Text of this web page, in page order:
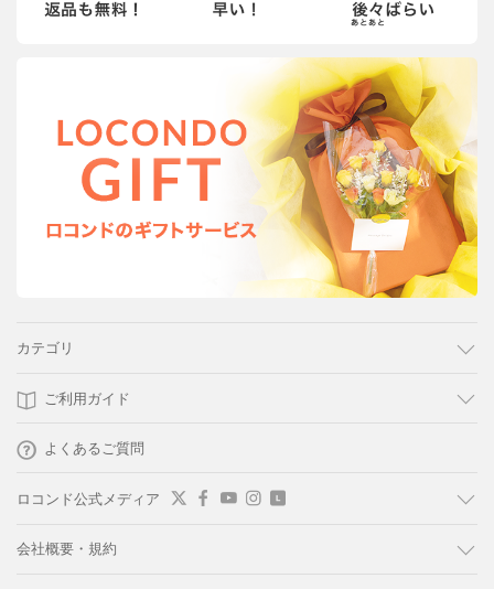
カテゴリ
ご利用ガイド
よくあるご質問
ロコンド公式メディア
会社概要・規約